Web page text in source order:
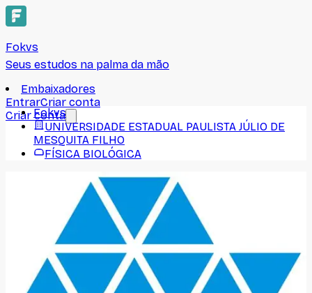
Fokvs
Seus estudos na palma da mão
Embaixadores
EntrarCriar conta
Criar conta
Fokvs
UNIVERSIDADE ESTADUAL PAULISTA JÚLIO DE
MESQUITA FILHO
FÍSICA BIOLÓGICA